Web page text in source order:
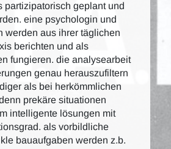
partizipatorisch geplant und
eine psychologin und
werden aus ihrer täglichen
berichten und als
fungieren. die analysearbeit
genau herauszufiltern
als bei herkömmlichen
prekäre situationen
intelligente lösungen mit
als vorbildliche
bauaufgaben werden z.b.